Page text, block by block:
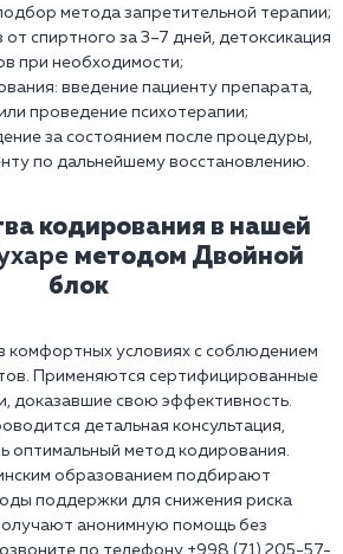
метода запретительной терапии;
от спиртного за 3–7 дней, детоксикация
при необходимости;
введение пациенту препарата,
проведение психотерапии;
за состоянием после процедуры,
по дальнейшему восстановлению.
кодирования в нашей
методом Двойной
блок
комфортных условиях с соблюдением
Применяются сертифицированные
доказавшие свою эффективность.
детальная консультация,
оптимальный метод кодирования.
образованием подбирают
поддержки для снижения риска
анонимную помощь без
по телефону +998 (71) 205-57-